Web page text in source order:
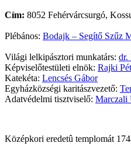
Cím: 8052 Fehérvárcsurgó,
Plébános: Bodajk – Segítő Szűz
Világi lelkipásztori munkatárs: dr.
Képviselőtestületi elnök: Rajki
Katekéta: Lencsés Gábor
Egyházközségi karitászvezető:
Adatvédelmi tisztviselő: Marczali
Középkori eredetû templomát